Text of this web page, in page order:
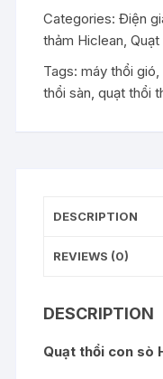
quantity
Categories:Điện
thảm Hiclean,
Tags:máy thổi gió,
thổi sàn,quạt thổi
DESCRIPTION
REVIEWS (0)
DESCRIPTION
Quạt thổi con sò